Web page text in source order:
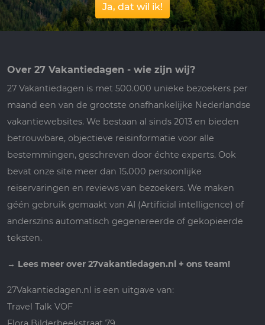
Ja, dat wil ik!
Over 27 Vakantiedagen - wie zijn wij?
27 Vakantiedagen is met 500.000 unieke bezoekers per
maand een van de grootste onafhankelijke Nederlandse
vakantiewebsites. We bestaan al sinds 2013 en bieden
betrouwbare, objectieve reisinformatie voor alle
bestemmingen, geschreven door échte experts. Ook
bevat onze site meer dan 15.000 persoonlijke
reiservaringen en reviews van bezoekers. We maken
géén gebruik gemaakt van AI (Artificial intelligence) of
anderszins automatisch gegenereerde of gekopieerde
teksten.
→ Lees meer over 27vakantiedagen.nl + ons team!
27Vakantiedagen.nl is een uitgave van:
Travel Talk VOF